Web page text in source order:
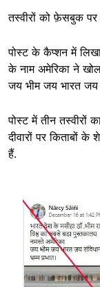
तस्वीरों को फ़ेसबुक पर
पोस्ट के कैप्शन में
के नाम अमेरिका ने
जय भीम जय भारत जय
पोस्ट में तीन
दीवारों पर किताबों के
हैं.
Image